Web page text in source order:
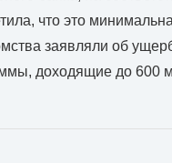
что это
заявляли об
доходящие до 600